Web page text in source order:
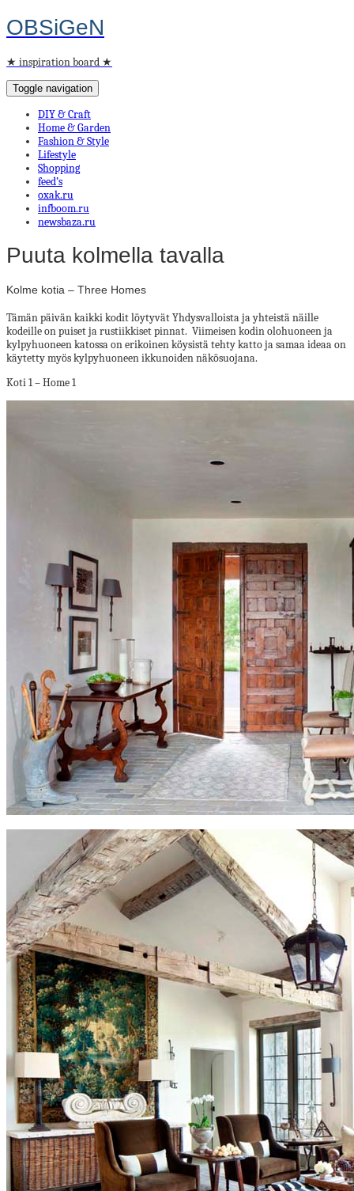
OBSiGeN
★ inspiration board ★
Toggle navigation
DIY & Craft
Home & Garden
Fashion & Style
Lifestyle
Shopping
feed’s
oxak.ru
infboom.ru
newsbaza.ru
Puuta kolmella tavalla
Kolme kotia – Three Homes
Tämän päivän kaikki kodit löytyvät Yhdysvalloista ja yhteistä näille
kodeille on puiset ja rustiikkiset pinnat. Viimeisen kodin olohuoneen ja
kylpyhuoneen katossa on erikoinen köysistä tehty katto ja samaa ideaa on
käytetty myös kylpyhuoneen ikkunoiden näkösuojana.
Koti 1 – Home 1